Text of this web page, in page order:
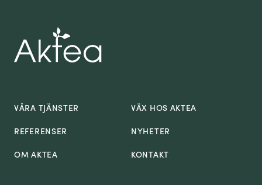
VÅRA TJÄNSTER
VÄX HOS AKTEA
REFERENSER
NYHETER
OM AKTEA
KONTAKT